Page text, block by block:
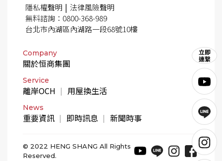
隱私權聲明 | 法律風險聲明
無料諮詢：0800-368-989
台北市內湖區內湖路一段68號10樓
Company
關於恒商集團
Service
離岸OCH 用屋換生活
News
重要資訊 即時訊息 新聞時事
© 2022 HENG SHANG All Rights
Reserved.